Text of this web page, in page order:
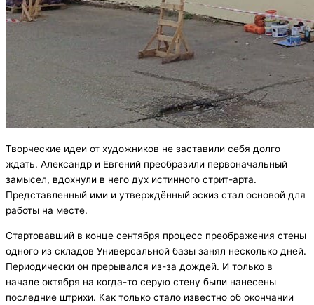
Творческие идеи от художников не заставили себя долго
ждать. Александр и Евгений преобразили первоначальный
замысел, вдохнули в него дух истинного стрит-арта.
Представленный ими и утверждённый эскиз стал основой для
работы на месте.
Стартовавший в конце сентября процесс преображения стены
одного из складов Универсальной базы занял несколько дней.
Периодически он прерывался из-за дождей. И только в
начале октября на когда-то серую стену были нанесены
последние штрихи. Как только стало известно об окончании